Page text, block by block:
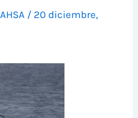
AHSA / 20 diciembre,